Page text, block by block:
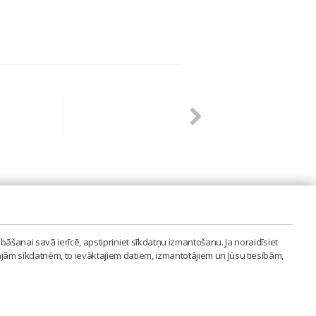
savā ierīcē, apstipriniet sīkdatņu izmantošanu. Ja noraidīsiet
sīkdatnēm, to ievāktajiem datiem, izmantotājiem un Jūsu tiesībām,